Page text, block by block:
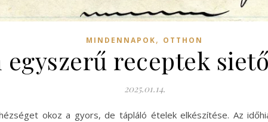
MINDENNAPOK, OTTHON
egyszerű receptek
2025.01.14.
okoz a gyors, de tápláló ételek elkészítése. Az